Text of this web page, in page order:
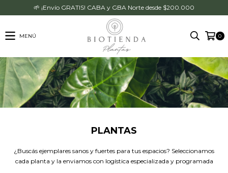
🌱 ¡Envío GRATIS! CABA y GBA Norte desde $200.000
MENÚ 0
PLANTAS
¿Buscás ejemplares sanos y fuertes para tus espacios? Seleccionamos
cada planta y la enviamos con logística especializada y programada